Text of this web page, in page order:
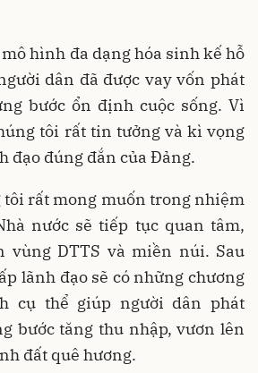
hình đa dạng hóa sinh kế hỗ
dân đã được vay vốn phát
bước ổn định cuộc sống. Vì
tôi rất tin tưởng và kì vọng
đạo đúng đắn của Đảng.
tôi rất mong muốn trong nhiệm
nước sẽ tiếp tục quan tâm,
vùng DTTS và miền núi. Sau
lãnh đạo sẽ có những chương
cụ thể giúp người dân phát
bước tăng thu nhập, vươn lên
đất quê hương.